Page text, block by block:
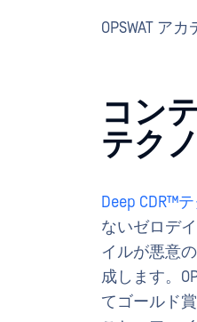
OPSWAT ア
コン
テク
Deep CDR™
ないゼロデ
イルが悪意
成します。
てゴールド賞